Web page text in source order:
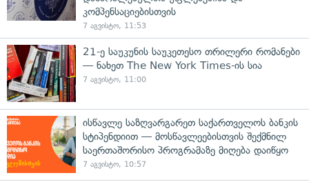
კომპენსაციებისთვის
7 აგვისტო, 11:53
21-ე საუკუნის საუკეთესო თრილერი რომანები
— ნახეთ The New York Times-ის სია
7 აგვისტო, 11:00
ისწავლე საზღვარგარეთ საქართველოს ბანკის
სტიპენდიით — მოსწავლეებისთვის შექმნილ
საერთაშორისო პროგრამაზე მიღება დაიწყო
7 აგვისტო, 10:57